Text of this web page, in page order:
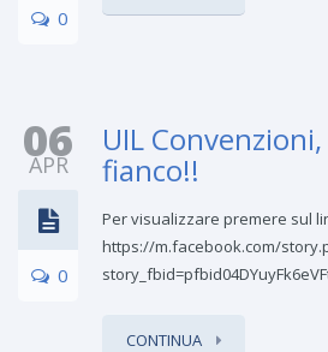
0
06
APR
0
UIL
fianco!!
Per visualizzare premere sul
https://m.facebook.com/
CONTINUA